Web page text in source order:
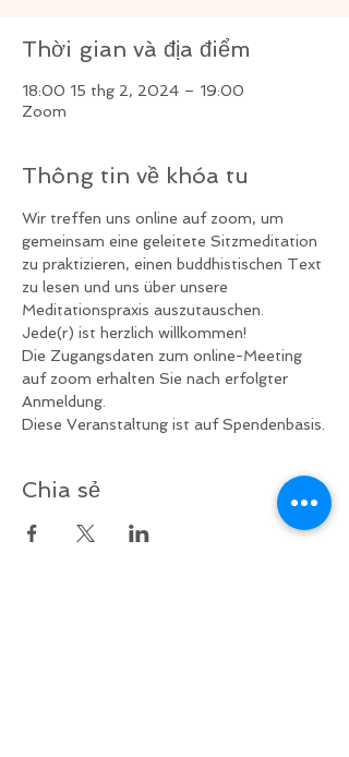
Thời gian và địa điểm
18:00 15 thg 2, 2024 – 19:00
Zoom
Thông tin về khóa tu
Wir treffen uns online auf zoom, um
gemeinsam eine geleitete Sitzmeditation
zu praktizieren, einen buddhistischen Text
zu lesen und uns über unsere
Meditationspraxis auszutauschen.
Jede(r) ist herzlich willkommen!
Die Zugangsdaten zum online-Meeting
auf zoom erhalten Sie nach erfolgter
Anmeldung.
Diese Veranstaltung ist auf Spendenbasis.
Chia sẻ